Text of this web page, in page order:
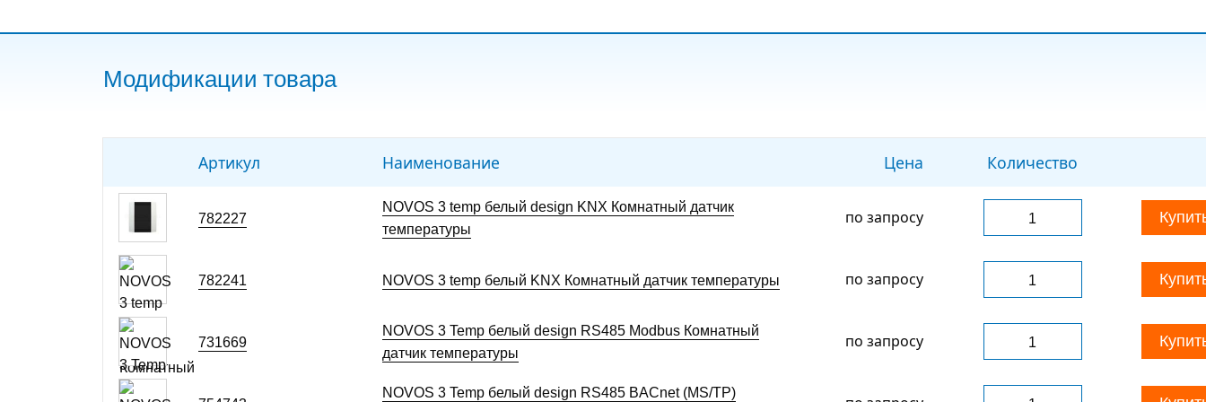
Модификации товара
Артикул Наименование Цена Количество
782227
NOVOS 3 temp белый design KNX Комнатный датчик
температуры
по запросу
782241 NOVOS 3 temp белый KNX Комнатный датчик температуры по запросу
731669
NOVOS 3 Temp белый design RS485 Modbus Комнатный
датчик температуры
по запросу
NOVOS 3 Temp белый design RS485 BACnet (MS/TP)